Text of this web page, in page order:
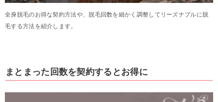
全身脱毛のお得な契約方法や、脱毛回数を細かく調整してリーズナブルに脱
毛する方法を紹介します。
まとまった回数を契約するとお得に